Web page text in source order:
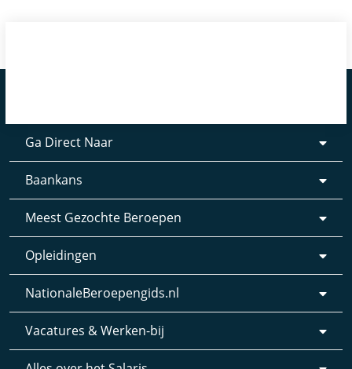
Ga Direct Naar
Baankans
Meest Gezochte Beroepen
Opleidingen
NationaleBeroepengids.nl
Vacatures & Werken-bij